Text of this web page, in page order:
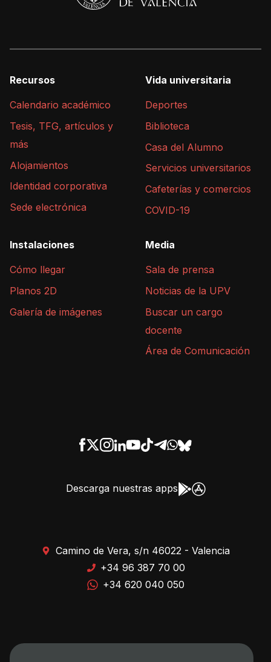
Recursos
Calendario académico
Tesis, TFG, artículos y
más
Alojamientos
Identidad corporativa
Sede electrónica
Vida universitaria
Deportes
Biblioteca
Casa del Alumno
Servicios universitarios
Cafeterías y comercios
COVID-19
Instalaciones
Cómo llegar
Planos 2D
Galería de imágenes
Media
Sala de prensa
Noticias de la UPV
Buscar un cargo
docente
Área de Comunicación
Descarga nuestras apps
Camino de Vera, s/n 46022 - Valencia
+34 96 387 70 00
+34 620 040 050